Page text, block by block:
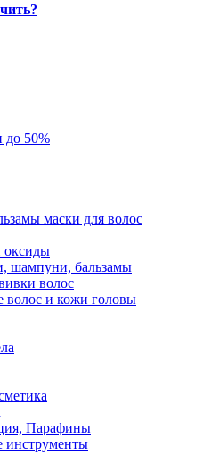
50%
маски для волос
оксиды
шампуни, бальзамы
волос
волос и кожи головы
Парафины
инструменты